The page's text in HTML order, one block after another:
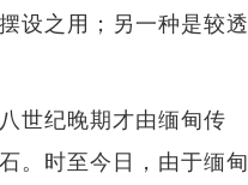
设之用；另一种是较透
世纪晚期才由缅甸传
。时至今日，由于缅甸